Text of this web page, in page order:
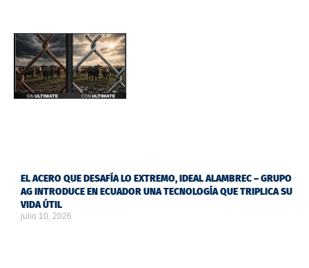
EL ACERO QUE DESAFÍA LO EXTREMO, IDEAL ALAMBREC – GRUPO
AG INTRODUCE EN ECUADOR UNA TECNOLOGÍA QUE TRIPLICA SU
VIDA ÚTIL
julio 10, 2026